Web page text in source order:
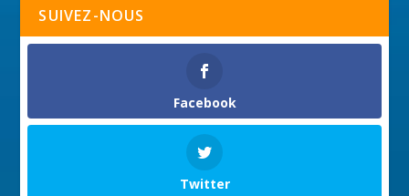
SUIVEZ-NOUS
Facebook
Twitter